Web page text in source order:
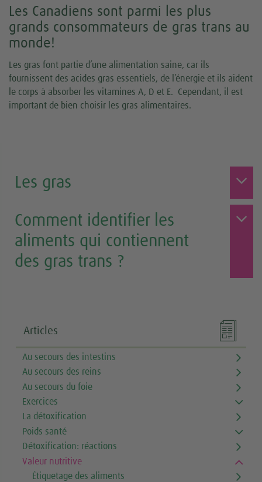
Les Canadiens sont parmi les plus
grands consommateurs de gras trans au
monde!
Les gras font partie d’une alimentation saine, car ils
fournissent des acides gras essentiels, de l’énergie et ils aident
le corps à absorber les vitamines A, D et E. Cependant, il est
important de bien choisir les gras alimentaires.
Les gras
Comment identifier les
aliments qui contiennent
des gras trans ?

Articles
Au secours des intestins
Au secours des reins
Au secours du foie
Exercices
La détoxification
Poids santé
Détoxification: réactions
Valeur nutritive
Étiquetage des aliments